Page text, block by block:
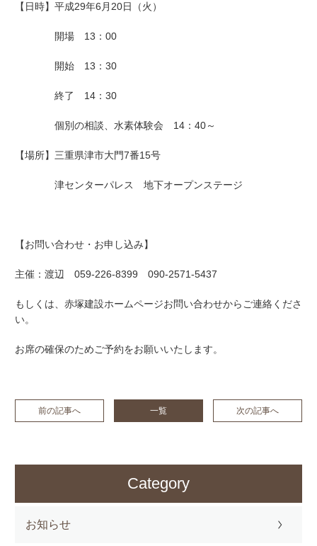
【日時】平成29年6月20日（火）
開場 13：00
開始 13：30
終了 14：30
個別の相談、水素体験会 14：40～
【場所】三重県津市大門7番15号
津センターパレス 地下オープンステージ
【お問い合わせ・お申し込み】
主催：渡辺 059-226-8399 090-2571-5437
もしくは、赤塚建設ホームページお問い合わせからご連絡くださ
い。
お席の確保のためご予約をお願いいたします。
前の記事へ 一覧 次の記事へ
Category
お知らせ